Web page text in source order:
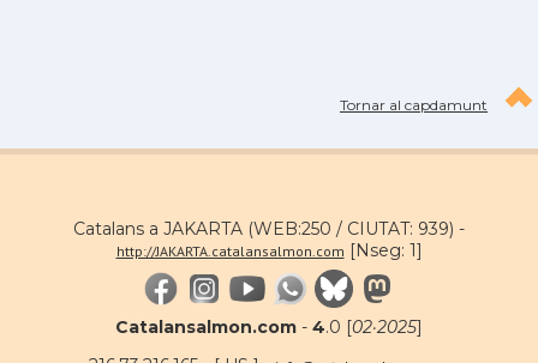
Tornar al capdamunt
Catalans a JAKARTA (WEB:250 / CIUTAT: 939) -
http://JAKARTA.catalansalmon.com [Nseg: 1]
Catalansalmon.com - 4.0 [02·2025]